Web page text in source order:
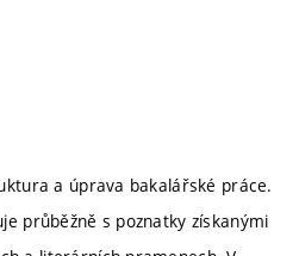
a úprava bakalářské práce.
průběžně s poznatky získanými